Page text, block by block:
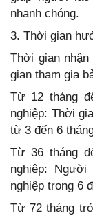
nhanh chóng.
3. Thời gian
Thời gian
gian tham gia
Từ 12 tháng
nghiệp: Thời
từ 3 đến 6
Từ 36 tháng
nghiệp:
nghiệp trong 6
Từ 72 tháng